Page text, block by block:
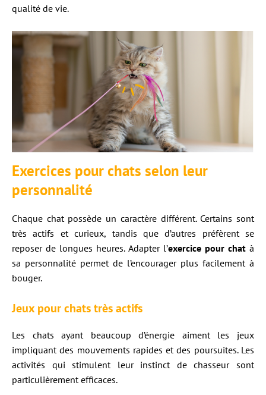
qualité de vie.
Exercices pour chats selon leur
personnalité
Chaque chat possède un caractère différent. Certains sont
très actifs et curieux, tandis que d’autres préfèrent se
reposer de longues heures. Adapter l’exercice pour chatà
sa personnalité permet de l’encourager plus facilement à
bouger.
Jeux pour chats très actifs
Les chats ayant beaucoup d’énergie aiment les jeux
impliquant des mouvements rapides et des poursuites. Les
activités qui stimulent leur instinct de chasseur sont
particulièrement efficaces.